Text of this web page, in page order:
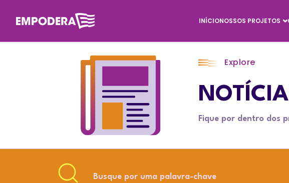
INÍCIONOSSOS PROJETOS
Explore
Fique por dentro dos